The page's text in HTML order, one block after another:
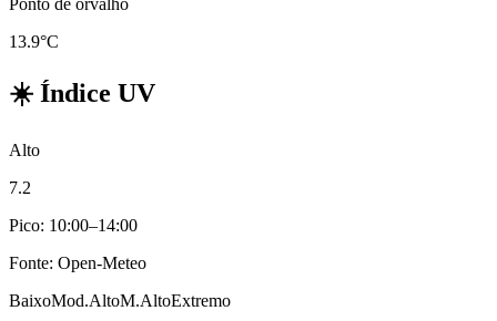
13.9°C
☀️ Índice UV
Alto
7.2
Pico: 10:00–14:00
Fonte: Open-Meteo
BaixoMod.AltoM.AltoExtremo